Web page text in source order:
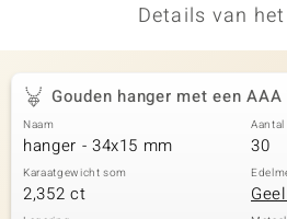
Details van
Gouden hanger met een
Naam
hanger - 34x15 mm 30
Karaatgewicht som
2,352 ct